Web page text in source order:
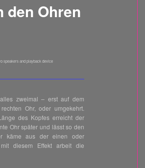
den Ohren
speakers and playback device
zweimal – erst auf dem
Ohr, oder umgekehrt.
des Kopfes erreicht der
Ohr später und lässt so den
käme aus der einen oder
diesem Effekt arbeit die